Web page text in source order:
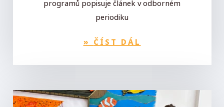
programů popisuje článek v odborném
periodiku
» ČÍST DÁL